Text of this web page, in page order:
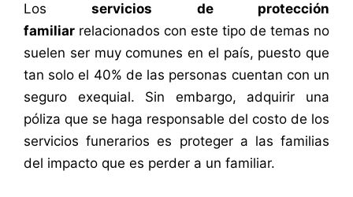
Losservicios de protección
familiar relacionados con este tipo de temas no
suelen ser muy comunes en el país, puesto que
tan solo el 40% de las personas cuentan con un
seguro exequial. Sin embargo, adquirir una
póliza que se haga responsable del costo de los
servicios funerarios es proteger a las familias
del impacto que es perder a un familiar.